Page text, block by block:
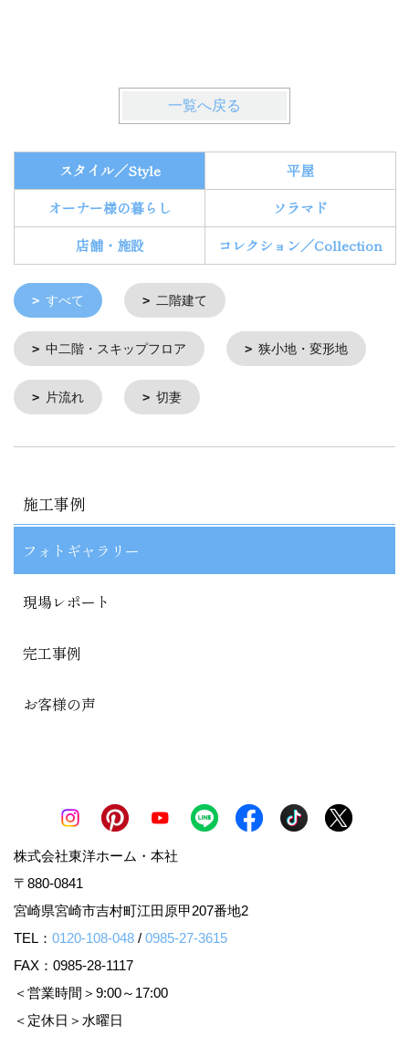
一覧へ戻る
スタイル／Style
平屋
オーナー様の暮らし
ソラマド
店舗・施設
コレクション／Collection
すべて 二階建て
中二階・スキップフロア 狭小地・変形地
片流れ 切妻
施工事例
フォトギャラリー
現場レポート
完工事例
お客様の声
株式会社東洋ホーム・本社
〒880-0841
宮崎県宮崎市吉村町江田原甲207番地2
TEL： 0120-108-048 / 0985-27-3615
FAX：0985-28-1117
＜営業時間＞9:00～17:00
＜定休日＞水曜日